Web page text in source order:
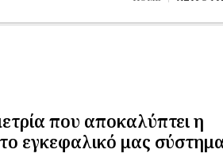
που αποκαλύπτει η
εγκεφαλικό μας